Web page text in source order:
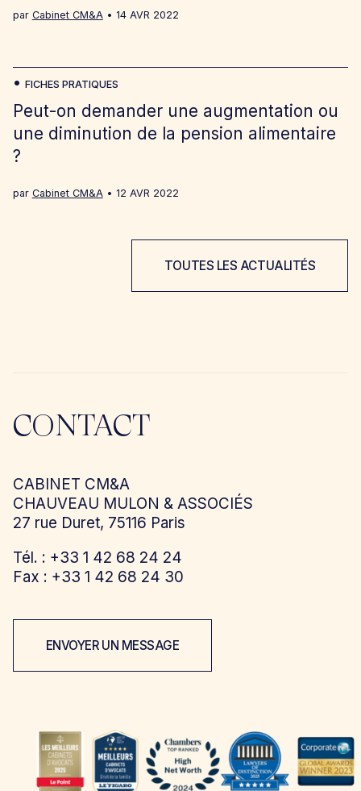
par Cabinet CM&A 14 AVR 2022
Peut-on demander une augmentation ou
une diminution de la pension alimentaire
?
par Cabinet CM&A 12 AVR 2022
FICHES PRATIQUES
TOUTES LES ACTUALITÉS
CONTACT
CABINET CM&A
CHAUVEAU MULON & ASSOCIÉS
27 rue Duret, 75116 Paris
Tél. : +33 1 42 68 24 24
Fax : +33 1 42 68 24 30
ENVOYER UN MESSAGE